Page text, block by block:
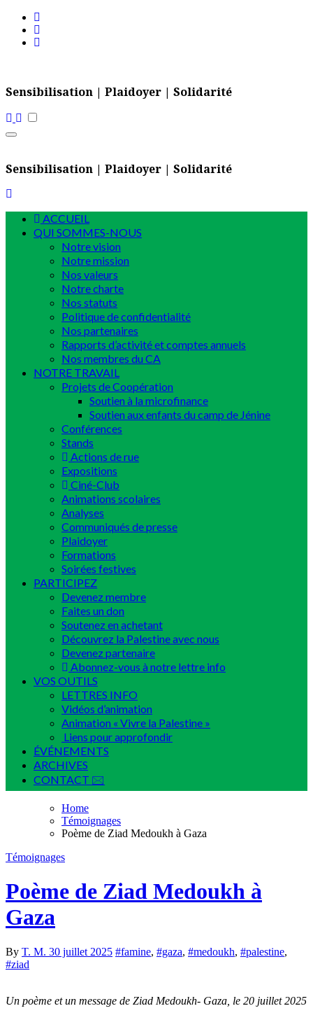
Skip
content
Sensibilisation | Plaidoyer | Solidarité
Sensibilisation | Plaidoyer | Solidarité
ACCUEIL
QUI SOMMES-NOUS
Notre vision
Notre mission
Nos valeurs
Notre charte
Nos statuts
Politique de confidentialité
Nos partenaires
Rapports d’activité et comptes annuels
Nos membres du CA
NOTRE TRAVAIL
Projets de Coopération
Soutien à la microfinance
Soutien aux enfants du camp de Jénine
Conférences
Stands
Actions de rue
Expositions
Ciné-Club
Animations scolaires
Analyses
Communiqués de presse
Plaidoyer
Formations
Soirées festives
PARTICIPEZ
Devenez membre
Faites un don
Soutenez en achetant
Découvrez la Palestine avec nous
Devenez partenaire
Abonnez-vous à notre lettre info
VOS OUTILS
LETTRES INFO
Vidéos d’animation
Animation « Vivre la Palestine »
Liens pour approfondir
ÉVÉNEMENTS
ARCHIVES
CONTACT 🖂
Home
Témoignages
Poème de Ziad Medoukh à Gaza
Témoignages
Poème de Ziad Medoukh à
Gaza
By T. M. 30 juillet 2025 #famine, #gaza, #medoukh, #palestine,
#ziad
Un poème et un message de Ziad Medoukh- Gaza, le 20 juillet 2025